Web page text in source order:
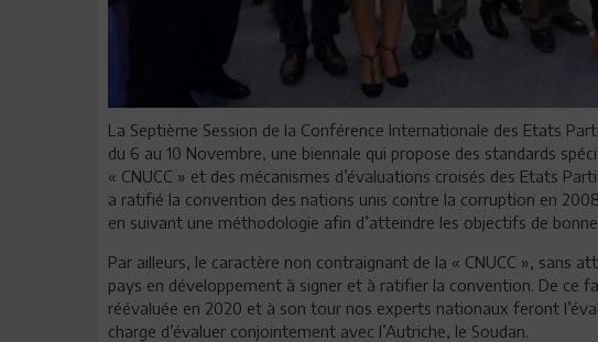
La Septième Session de la Conférence Internationale des Etats
du 6 au 10 Novembre, une biennale qui propose des standards
« CNUCC » et des mécanismes d’évaluations croisés des Etats
a ratifié la convention des nations unis contre la corruption en
en suivant une méthodologie afin d’atteindre les objectifs de
Par ailleurs, le caractère non contraignant de la « CNUCC », sans
pays en développement à signer et à ratifier la convention. De ce
réévaluée en 2020 et à son tour nos experts nationaux feront
charge d’évaluer conjointement avec l’Autriche, le Soudan.